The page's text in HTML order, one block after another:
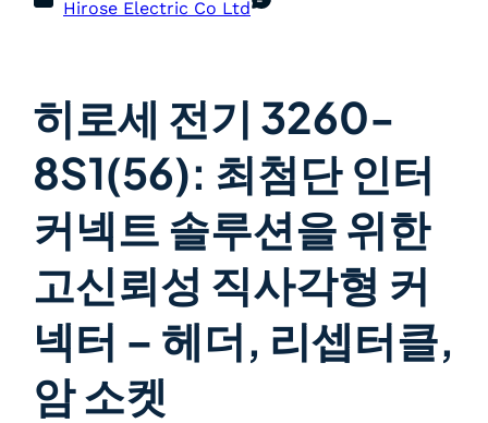
Hirose Electric Co Ltd
히로세 전기 3260-
8S1(56): 최첨단 인터
커넥트 솔루션을 위한
고신뢰성 직사각형 커
넥터 – 헤더, 리셉터클,
암 소켓